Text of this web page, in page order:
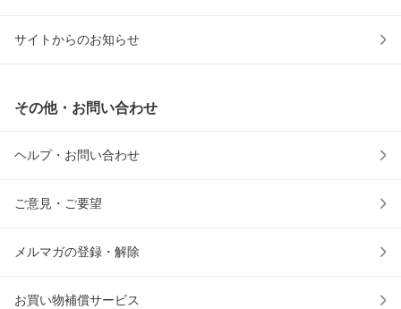
サイトからのお知らせ
その他・お問い合わせ
ヘルプ・お問い合わせ
ご意見・ご要望
メルマガの登録・解除
お買い物補償サービス